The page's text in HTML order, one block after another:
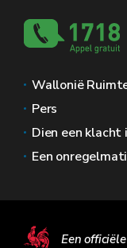
Wallonië
Pers
Dien een klacht
Een
Een